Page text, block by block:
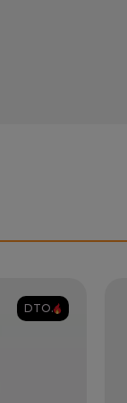
DTO.